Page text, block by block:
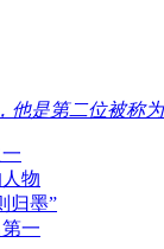
是第二位被称为
物
归墨”
一